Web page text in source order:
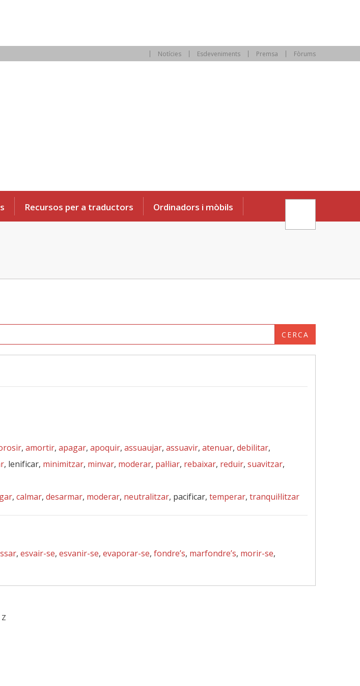
Notícies Esdeveniments Premsa Fòrums
Recursos per a traductors Ordinadors i mòbils
CERCA
, amortir, apagar, apoquir, assuaujar, assuavir, atenuar, debilitar,
, lenificar, minimitzar, minvar, moderar, pal·liar, rebaixar, reduir, suavitzar,
, calmar, desarmar, moderar, neutralitzar, pacificar, temperar, tranquil·litzar
, esvair-se, esvanir-se, evaporar-se, fondre’s, marfondre’s, morir-se,
Z